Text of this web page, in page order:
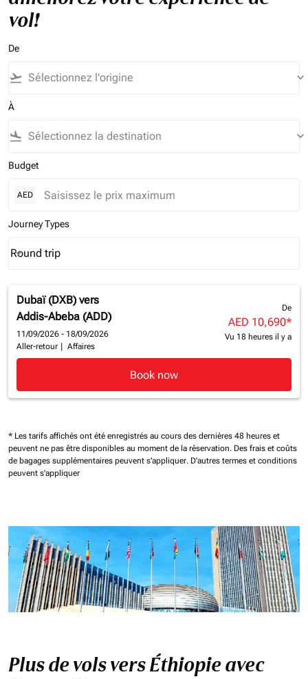
vol!
De
flight_takeoff keyboard_arrow_down
À
flight_land keyboard_arrow_down
Budget
AED
Journey Types
Journey Types option Round trip Selected
Round trip
keyboard_arrow_down
Dubaï (DXB) vers
Addis-Abeba (ADD)
11/09/2026 - 18/09/2026
Aller-retour
Affaires
De
AED 10,690*
Vu 18 heures il y a
Book now
* Les tarifs affichés ont été enregistrés au cours des dernières 48 heures et
peuvent ne pas être disponibles au moment de la réservation. Des frais et coûts
de bagages supplémentaires peuvent s'appliquer. D'autres termes et conditions
peuvent s'appliquer
Plus de vols vers Éthiopie avec